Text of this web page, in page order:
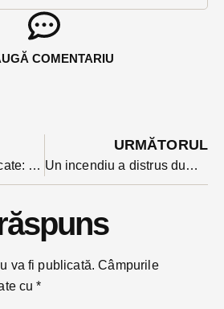
COMENTARIU
Zarurile au fost aruncate: președintele PLUS Lorant Sas e numărul 1 la Camera Deputaților în locul lui Toth.
URMĂTORUL
Un incendiu a distrus duminică sala de gimnastica personală cu piscină a unui bistrițean
va fi publicată. Câmpurile
cu*